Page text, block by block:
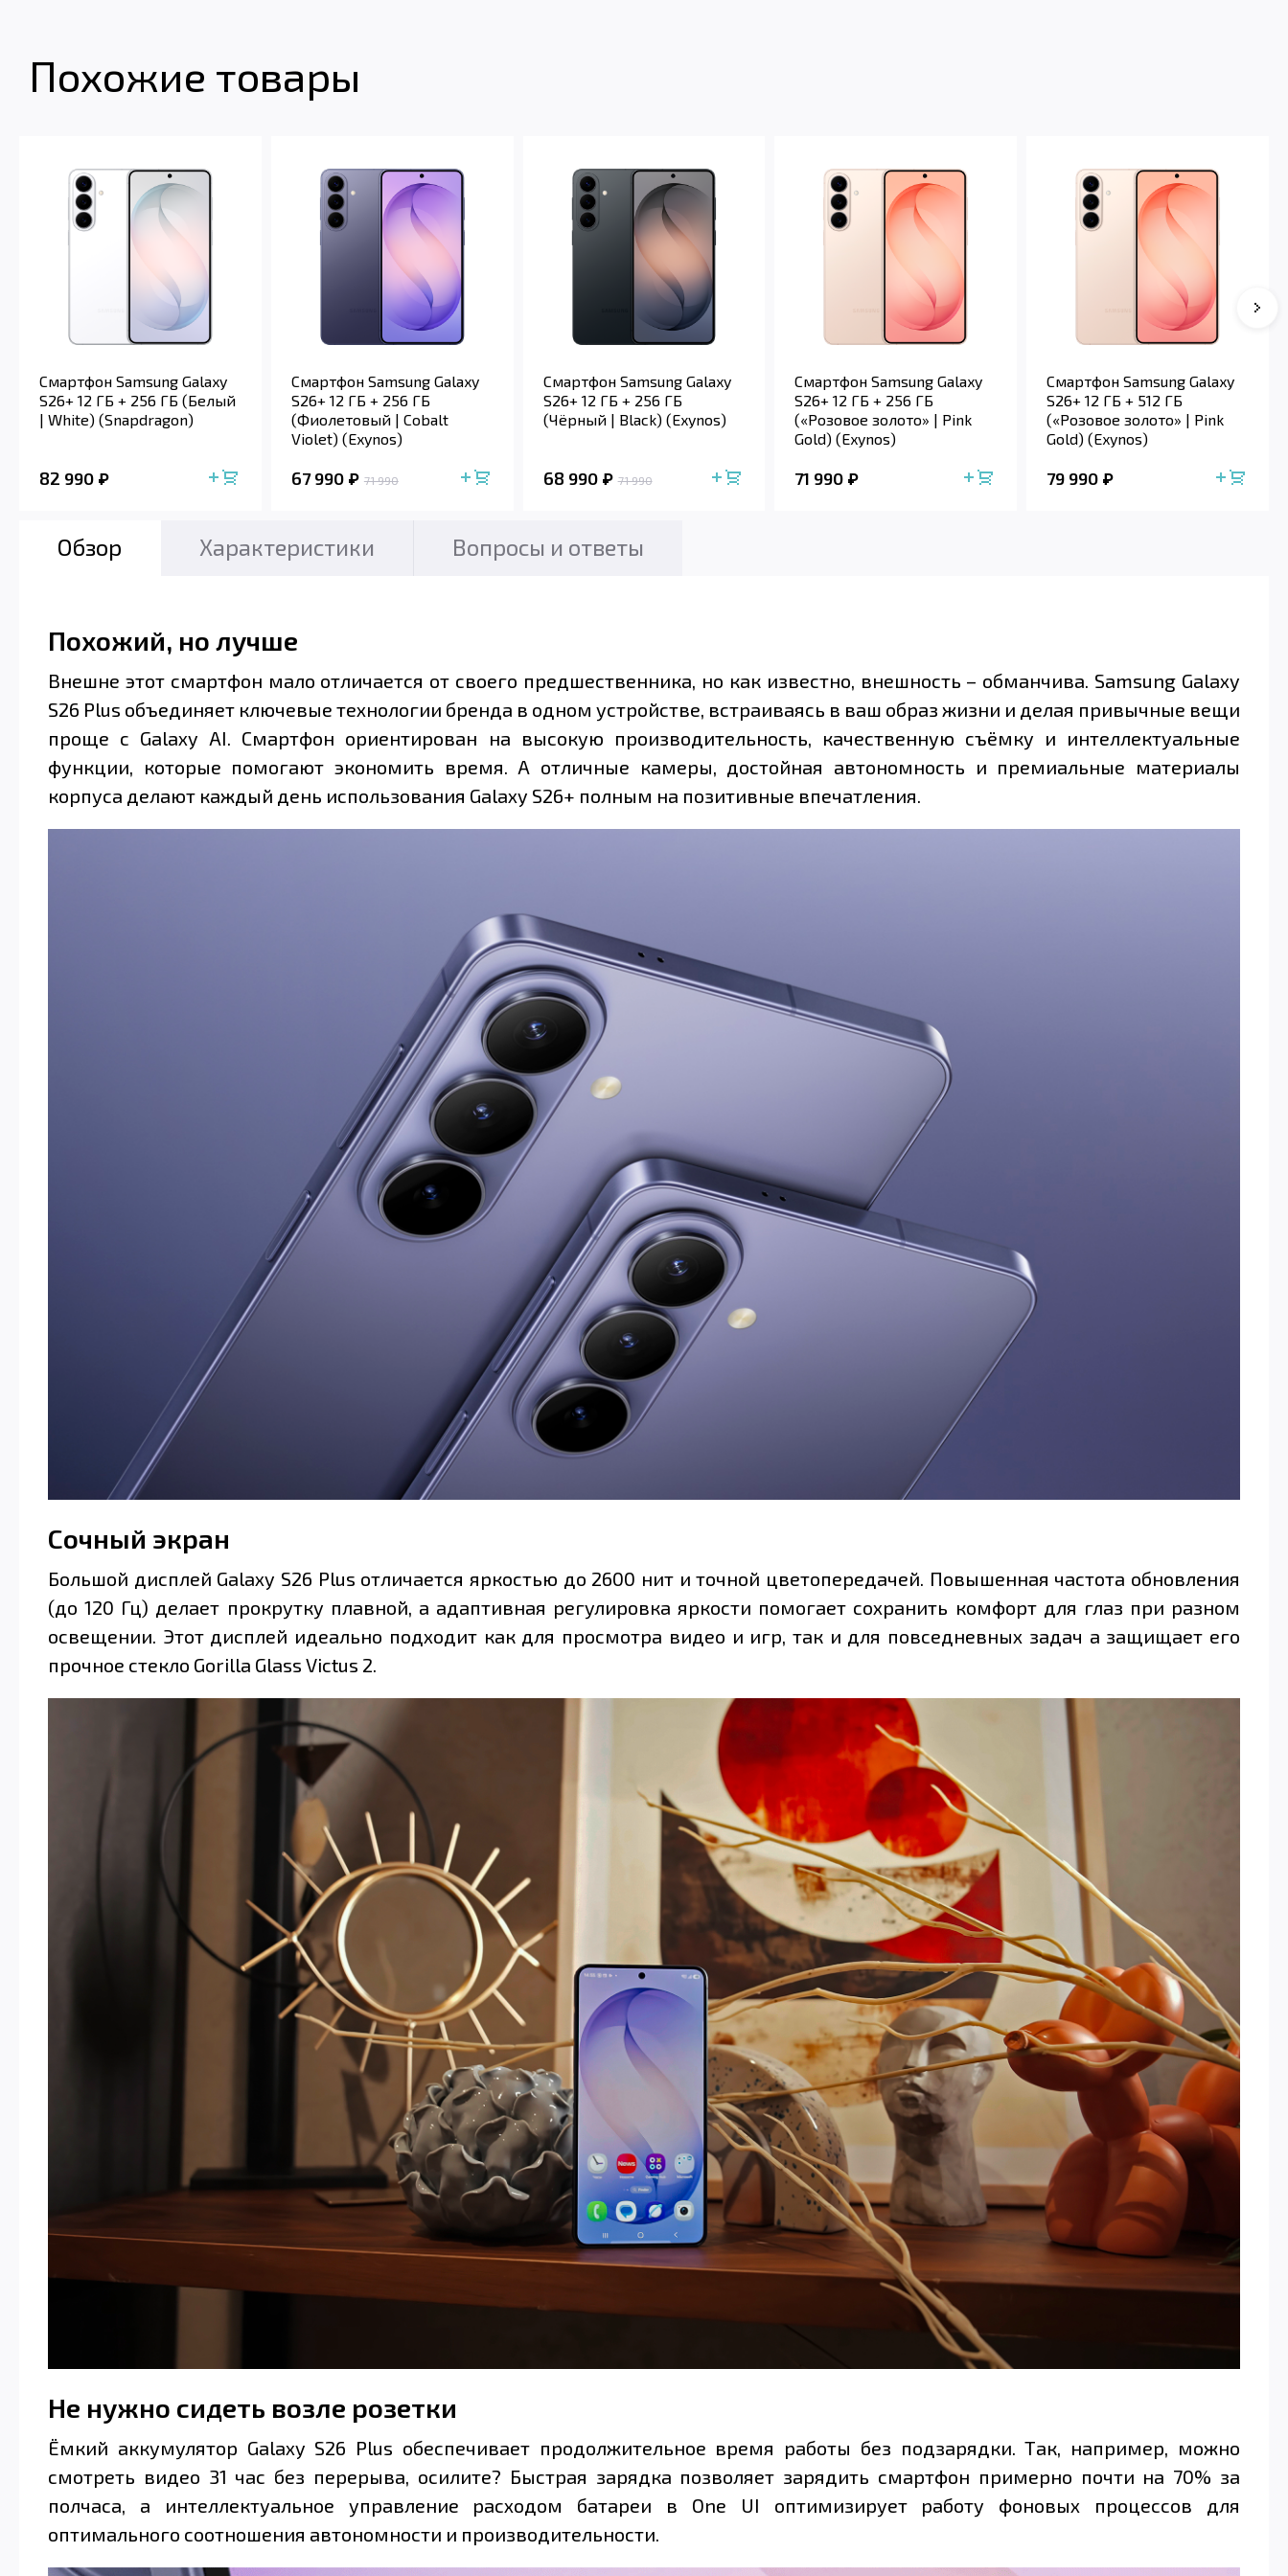
Похожие товары
Смартфон Samsung Galaxy
S26+ 12 ГБ + 256 ГБ (Белый
| White) (Snapdragon)
82 990
Смартфон Samsung Galaxy
S26+ 12 ГБ + 256 ГБ
(Фиолетовый | Cobalt
Violet) (Exynos)
67 990 71 990
Смартфон Samsung Galaxy
S26+ 12 ГБ + 256 ГБ
(Чёрный | Black) (Exynos)
68 990 71 990
Смартфон Samsung Galaxy
S26+ 12 ГБ + 256 ГБ
(«Розовое золото» | Pink
Gold) (Exynos)
71 990
Смартфон Samsung Galaxy
S26+ 12 ГБ + 512 ГБ
(«Розовое золото» | Pink
Gold) (Exynos)
79 990
Обзор Характеристики Вопросы и ответы
Похожий, но лучше
Внешне этот смартфон мало отличается от своего предшественника, но как известно, внешность – обманчива. Samsung Galaxy
S26 Plus объединяет ключевые технологии бренда в одном устройстве, встраиваясь в ваш образ жизни и делая привычные вещи
проще с Galaxy AI. Смартфон ориентирован на высокую производительность, качественную съёмку и интеллектуальные
функции, которые помогают экономить время. А отличные камеры, достойная автономность и премиальные материалы
корпуса делают каждый день использования Galaxy S26+ полным на позитивные впечатления.
Сочный экран
Большой дисплей Galaxy S26 Plus отличается яркостью до 2600 нит и точной цветопередачей. Повышенная частота обновления
(до 120 Гц) делает прокрутку плавной, а адаптивная регулировка яркости помогает сохранить комфорт для глаз при разном
освещении. Этот дисплей идеально подходит как для просмотра видео и игр, так и для повседневных задач а защищает его
прочное стекло Gorilla Glass Victus 2.
Не нужно сидеть возле розетки
Ёмкий аккумулятор Galaxy S26 Plus обеспечивает продолжительное время работы без подзарядки. Так, например, можно
смотреть видео 31 час без перерыва, осилите? Быстрая зарядка позволяет зарядить смартфон примерно почти на 70% за
полчаса, а интеллектуальное управление расходом батареи в One UI оптимизирует работу фоновых процессов для
оптимального соотношения автономности и производительности.